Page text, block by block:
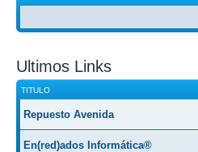
Ultimos Links
TITULO
Repuesto Avenida
En(red)ados Informática®